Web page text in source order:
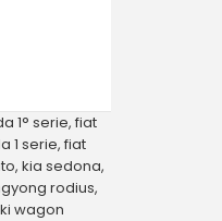
1° serie, fiat
1 serie, fiat
, kia sedona,
rodius,
wagon